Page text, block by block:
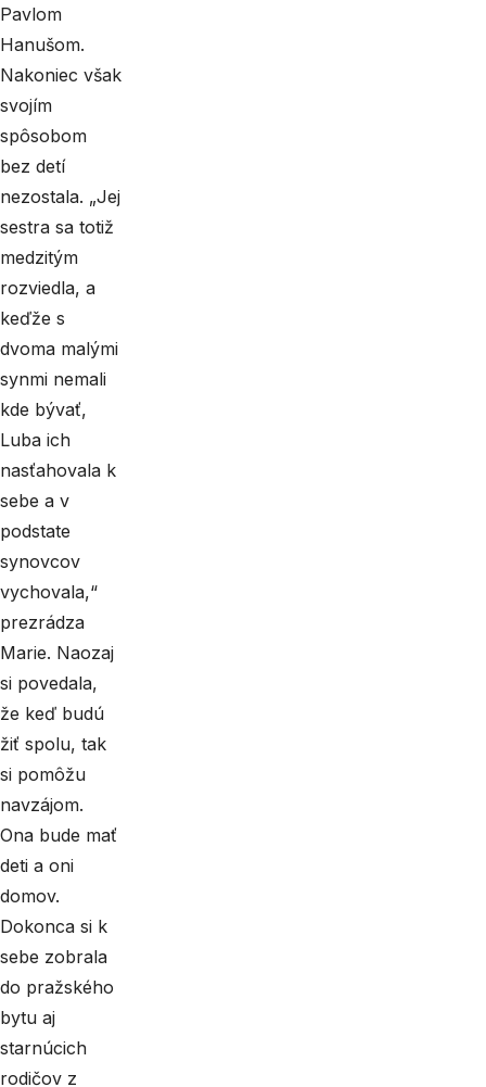
Pavlom
Hanušom.
Nakoniec však
svojím
spôsobom
bez detí
nezostala. „Jej
sestra sa totiž
medzitým
rozviedla, a
keďže s
dvoma malými
synmi nemali
kde bývať,
Luba ich
nasťahovala k
sebe a v
podstate
synovcov
vychovala,“
prezrádza
Marie. Naozaj
si povedala,
že keď budú
žiť spolu, tak
si pomôžu
navzájom.
Ona bude mať
deti a oni
domov.
Dokonca si k
sebe zobrala
do pražského
bytu aj
starnúcich
rodičov z